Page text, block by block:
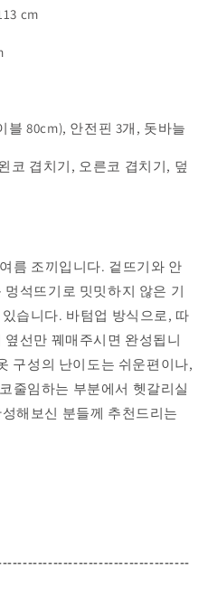
cm
블 80cm), 안전핀 3개, 돗바늘
코 겹치기, 오른코 겹치기, 덮
름 조끼입니다. 겉뜨기와 안
석뜨기로 밋밋하지 않은 기
습니다. 바텀업 방식으로, 따
선만 꿰매주시면 완성됩니
구성의 난이도는 쉬운편이나,
줄임하는 부분에서 헷갈리실
해보신 분들께 추천드리는